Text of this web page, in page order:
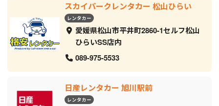
スカイパークレンタカー 松山ひらい
レンタカー
愛媛県松山市平井町2860-1セルフ松山
ひらいSS店内
089-975-5533
日産レンタカー 旭川駅前
レンタカー